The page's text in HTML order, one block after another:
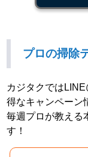
プロの掃除
カジタクでは
得なキャンペーン
毎週プロが教える
す！